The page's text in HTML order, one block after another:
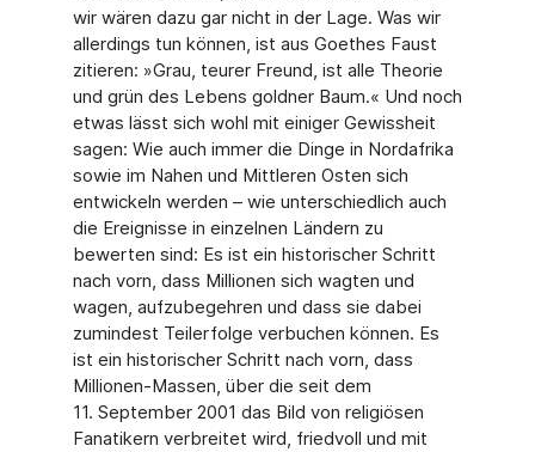
wir wären dazu gar nicht in der Lage. Was wir
allerdings tun können, ist aus Goethes Faust
zitieren: »Grau, teurer Freund, ist alle Theorie
und grün des Lebens goldner Baum.« Und noch
etwas lässt sich wohl mit einiger Gewissheit
sagen: Wie auch immer die Dinge in Nordafrika
sowie im Nahen und Mittleren Osten sich
entwickeln werden – wie unterschiedlich auch
die Ereignisse in einzelnen Ländern zu
bewerten sind: Es ist ein historischer Schritt
nach vorn, dass Millionen sich wagten und
wagen, aufzubegehren und dass sie dabei
zumindest Teilerfolge verbuchen können. Es
ist ein historischer Schritt nach vorn, dass
Millionen-Massen, über die seit dem
11. September 2001 das Bild von religiösen
Fanatikern verbreitet wird, friedvoll und mit